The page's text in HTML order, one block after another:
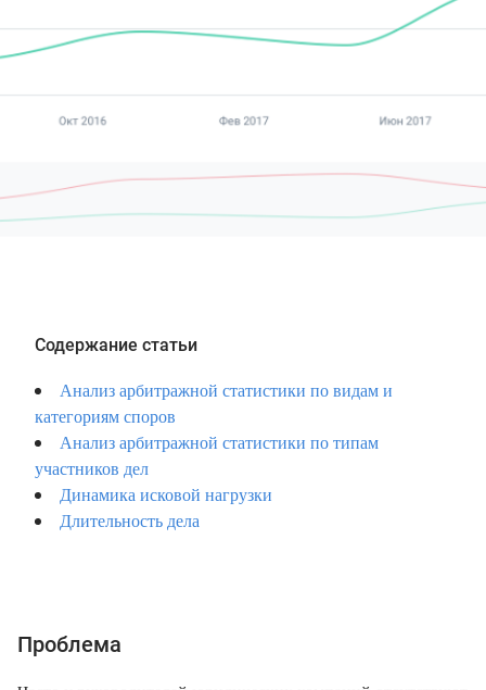
Содержание статьи
Анализ арбитражной статистики по видам и
категориям споров
Анализ арбитражной статистики по типам
участников дел
Динамика исковой нагрузки
Длительность дела
Проблема